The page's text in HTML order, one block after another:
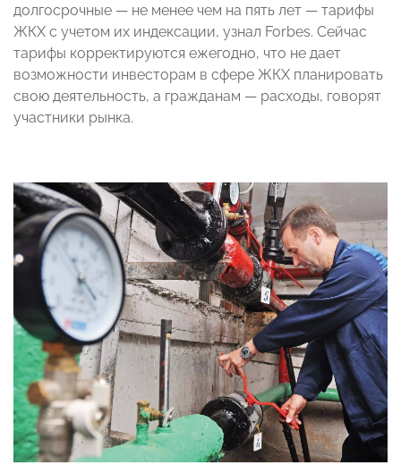
долгосрочные — не менее чем на пять лет — тарифы
ЖКХ с учетом их индексации, узнал Forbes. Сейчас
тарифы корректируются ежегодно, что не дает
возможности инвесторам в сфере ЖКХ планировать
свою деятельность, а гражданам — расходы, говорят
участники рынка.